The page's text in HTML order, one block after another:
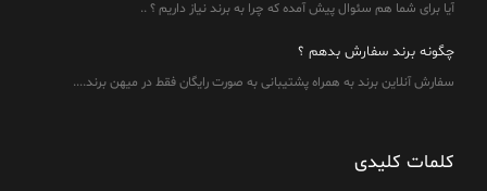
آیا برای شما هم سئوال پیش آمده که چرا به برند نیاز داریم ؟ ..
چگونه برند سفارش بدهم ؟
سفارش آنلاین برند به همراه پشتیبانی به صورت رایگان فقط در میهن برند....
کلمات کلیدی